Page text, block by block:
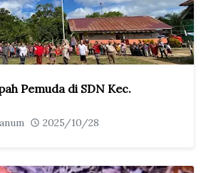
Pemuda di SDN Kec.
2025/10/28